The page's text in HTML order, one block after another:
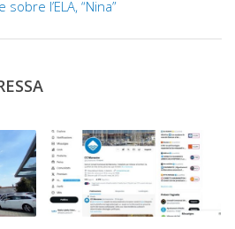
sobre l’ELA, “Nina”